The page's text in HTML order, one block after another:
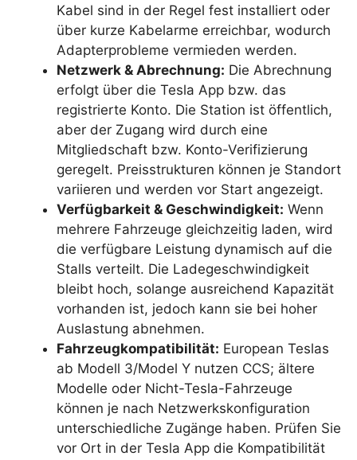
Kabel sind in der Regel fest installiert oder
über kurze Kabelarme erreichbar, wodurch
Adapterprobleme vermieden werden.
Netzwerk & Abrechnung: Die Abrechnung
erfolgt über die Tesla App bzw. das
registrierte Konto. Die Station ist öffentlich,
aber der Zugang wird durch eine
Mitgliedschaft bzw. Konto-Verifizierung
geregelt. Preisstrukturen können je Standort
variieren und werden vor Start angezeigt.
Verfügbarkeit & Geschwindigkeit: Wenn
mehrere Fahrzeuge gleichzeitig laden, wird
die verfügbare Leistung dynamisch auf die
Stalls verteilt. Die Ladegeschwindigkeit
bleibt hoch, solange ausreichend Kapazität
vorhanden ist, jedoch kann sie bei hoher
Auslastung abnehmen.
Fahrzeugkompatibilität: European Teslas
ab Modell 3/Model Y nutzen CCS; ältere
Modelle oder Nicht-Tesla-Fahrzeuge
können je nach Netzwerkskonfiguration
unterschiedliche Zugänge haben. Prüfen Sie
vor Ort in der Tesla App die Kompatibilität